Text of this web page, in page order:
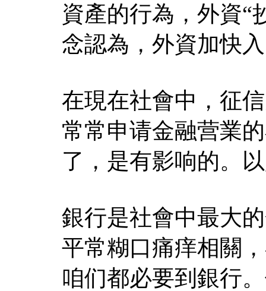
資產的行為，外資“
念認為，外資加快
在現在社會中，征
常常申请金融营業
了，是有影响的。
銀行是社會中最大
平常糊口痛痒相關
咱们都必要到銀行